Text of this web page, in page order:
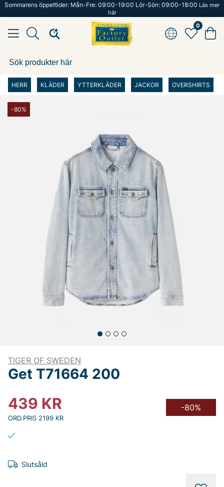
Sommarens öppettider: Mån-Fre: 09:00-19:00 Lör-Sön: 09:00-18:00 Läs mer
här
0
HERR KLÄDER YTTERKLÄDER JACKOR OVERSHIRTS
-80%
TIGER OF SWEDEN
Get T71664 200
439 KR
ORD.PRIS 2199 KR
-80%
Slutsåld